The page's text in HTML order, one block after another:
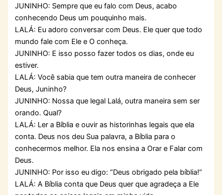
JUNINHO: Sempre que eu falo com Deus, acabo
conhecendo Deus um pouquinho mais.
LALÁ: Eu adoro conversar com Deus. Ele quer que todo
mundo fale com Ele e O conheça.
JUNINHO: E isso posso fazer todos os dias, onde eu
estiver.
LALÁ: Você sabia que tem outra maneira de conhecer
Deus, Juninho?
JUNINHO: Nossa que legal Lalá, outra maneira sem ser
orando. Qual?
LALÁ: Ler a Bíblia e ouvir as historinhas legais que ela
conta. Deus nos deu Sua palavra, a Bíblia para o
conhecermos melhor. Ela nos ensina a Orar e Falar com
Deus.
JUNINHO: Por isso eu digo: “Deus obrigado pela bíblia!”
LALÁ: A Bíblia conta que Deus quer que agradeça a Ele